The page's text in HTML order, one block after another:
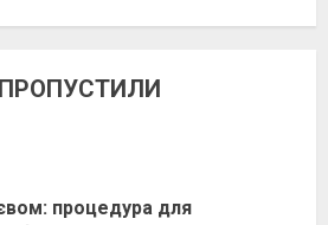
процедура для